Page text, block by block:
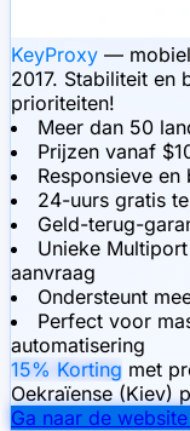
KeyProxy —
2017. Stabiliteit en
prioriteiten!
Meer dan 50
Prijzen vanaf
Responsieve
24-uurs gratis
Geld-terug-
Unieke
aanvraag
Ondersteunt
Perfect voor
automatisering
15% Korting met
Oekraïense (Kiev)
Ga naar de